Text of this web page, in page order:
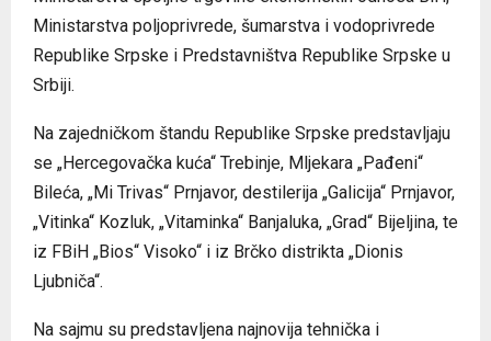
Ministarstva poljoprivrede, šumarstva i vodoprivrede
Republike Srpske i Predstavništva Republike Srpske u
Srbiji.
Na zajedničkom štandu Republike Srpske predstavljaju
se „Hercegovačka kuća“ Trebinje, Mljekara „Pađeni“
Bileća, „Mi Trivas“ Prnjavor, destilerija „Galicija“ Prnjavor,
„Vitinka“ Kozluk, „Vitaminka“ Banjaluka, „Grad“ Bijeljina, te
iz FBiH „Bios“ Visoko“ i iz Brčko distrikta „Dionis
Ljubniča“.
Na sajmu su predstavljena najnovija tehnička i